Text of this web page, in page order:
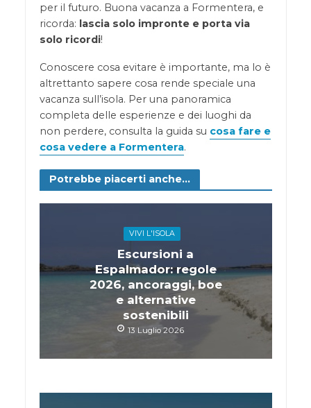
per il futuro. Buona vacanza a Formentera, e
ricorda: lascia solo impronte e porta via
solo ricordi!
Conoscere cosa evitare è importante, ma lo è
altrettanto sapere cosa rende speciale una
vacanza sull’isola. Per una panoramica
completa delle esperienze e dei luoghi da
non perdere, consulta la guida su cosa fare e
cosa vedere a Formentera.
Potrebbe piacerti anche...
VIVI L'ISOLA
Escursioni a
Espalmador: regole
2026, ancoraggi, boe
e alternative
sostenibili
13 Luglio 2026